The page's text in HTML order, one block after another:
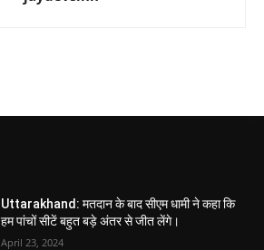
Uttarakhand: मतदान के बाद सीएम धामी ने कहा कि
हम पांचों सीटें बहुत बड़े अंतर से जीत लेंगे।
April 23, 2024